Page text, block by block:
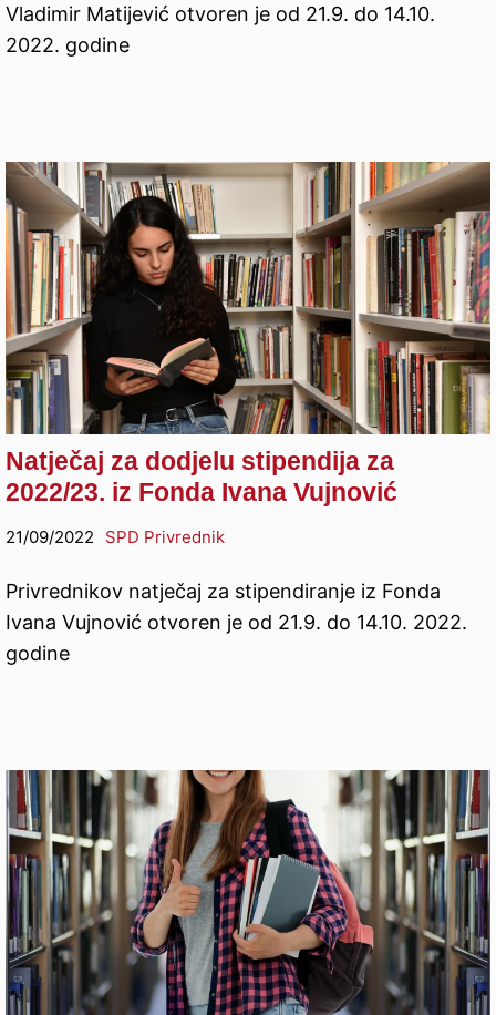
Vladimir Matijević otvoren je od 21.9. do 14.10.
2022. godine
Natječaj za dodjelu stipendija za
2022/23. iz Fonda Ivana Vujnović
21/09/2022 SPD Privrednik
Privrednikov natječaj za stipendiranje iz Fonda
Ivana Vujnović otvoren je od 21.9. do 14.10. 2022.
godine